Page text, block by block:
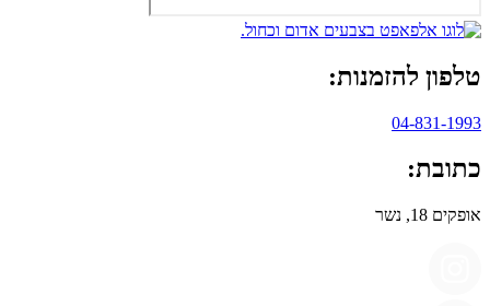
טלפון להזמנות:
04-831-1993
כתובת:
אופקים 18, נשר